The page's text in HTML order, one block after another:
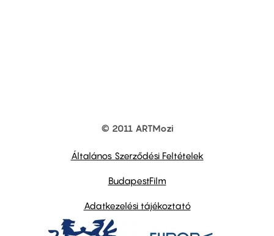
© 2011 ARTMozi
Általános Szerződési Feltételek
BudapestFilm
Adatkezelési tájékoztató